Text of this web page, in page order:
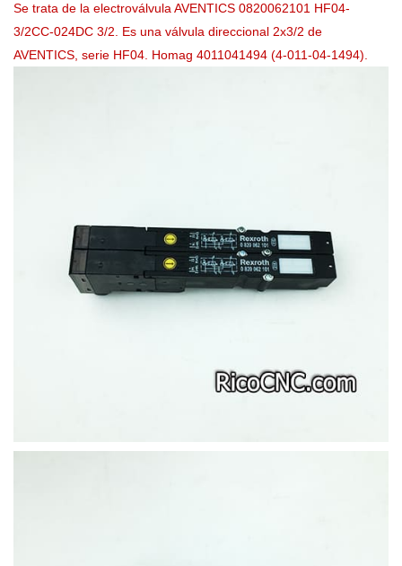
Se trata de la electroválvula AVENTICS 0820062101 HF04-
3/2CC-024DC 3/2. Es una válvula direccional 2x3/2 de
AVENTICS, serie HF04. Homag 4011041494 (4-011-04-1494).